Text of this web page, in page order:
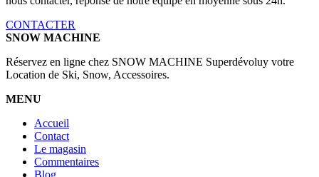
CONTACTER
SNOW MACHINE
Réservez en ligne chez SNOW MACHINE Superdévoluy votre
Location de Ski, Snow, Accessoires.
MENU
Accueil
Contact
Le magasin
Commentaires
Blog